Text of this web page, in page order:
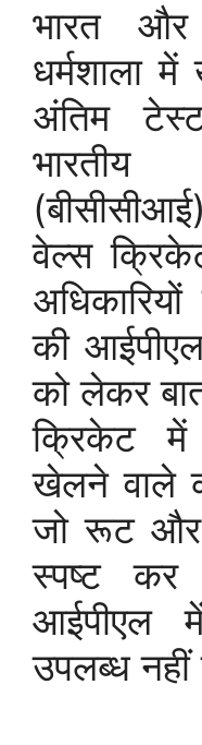
भारत
धर्मशाला
अंतिम
वेल्स
की
को लेकर
क्रिकेट
खेलने वाले
जो रूट और
स्पष्ट
उपलब्ध नहीं